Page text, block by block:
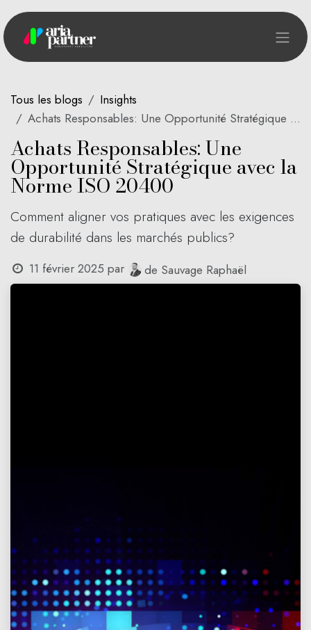
Tous les blogs
Insights
Achats Responsables: Une Opportunité Stratégique avec la Norme ISO 20400
Achats Responsables: Une
Opportunité Stratégique avec la
Norme ISO 20400
Comment aligner vos pratiques avec les exigences
de durabilité dans les marchés publics?
11 février 2025 par de Sauvage Raphaël